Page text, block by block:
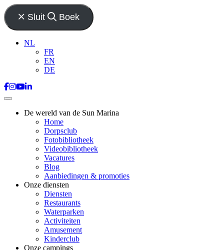
Sluit Boek
NL
FR
EN
DE
De wereld van de Sun Marina
Home
Dorpsclub
Fotobibliotheek
Videobibliotheek
Vacatures
Blog
Aanbiedingen & promoties
Onze diensten
Diensten
Restaurants
Waterparken
Activiteiten
Amusement
Kinderclub
Onze campings